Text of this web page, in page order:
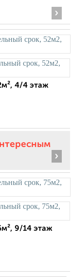
›
4/4 этаж
›
9/14 этаж